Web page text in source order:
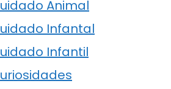
Animal
Infantal
Infantil